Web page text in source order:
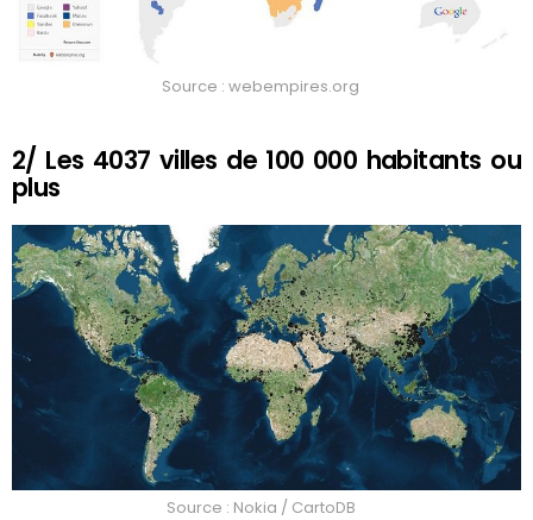
Source : webempires.org
2/ Les 4037 villes de 100 000 habitants ou
plus
Source : Nokia / CartoDB